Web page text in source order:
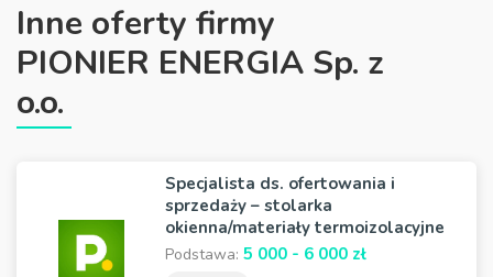
Inne oferty firmy
PIONIER ENERGIA Sp. z
o.o.
Specjalista ds. ofertowania i
sprzedaży – stolarka
okienna/materiały termoizolacyjne
Podstawa: 5 000 - 6 000 zł